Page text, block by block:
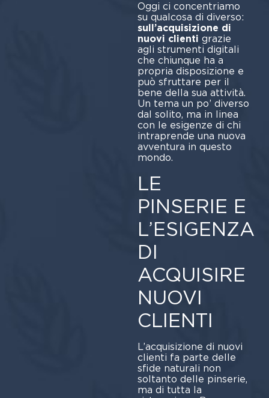
Oggi ci concentriamo
su qualcosa di diverso:
sull’acquisizione di
nuovi clienti grazie
agli strumenti digitali
che chiunque ha a
propria disposizione e
può sfruttare per il
bene della sua attività.
Un tema un po’ diverso
dal solito, ma in linea
con le esigenze di chi
intraprende una nuova
avventura in questo
mondo.
LE
PINSERIE E
L’ESIGENZA
DI
ACQUISIRE
NUOVI
CLIENTI
L’acquisizione di nuovi
clienti fa parte delle
sfide naturali non
soltanto delle pinserie,
ma di tutta la